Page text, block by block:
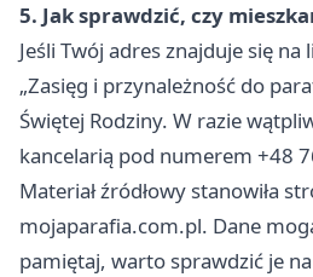
5. Jak sprawdzić, czy
Jeśli Twój adres znajduje się na
„Zasięg i przynależność do
Świętej Rodziny. W razie
kancelarią pod numerem +48
Materiał źródłowy stanowiła
mojaparafia.com.pl. Dane
pamiętaj, warto sprawdzić je